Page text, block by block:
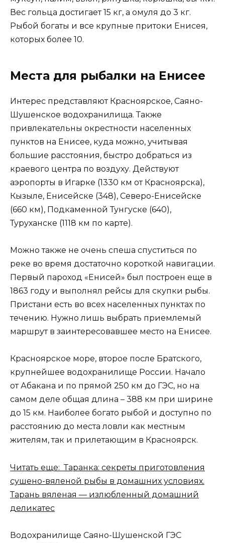
Вес гольца достигает 15 кг, а омуля до 3 кг.
Рыбой богаты и все крупные притоки Енисея,
которых более 10.
Места для рыбалки на Енисее
Интерес представляют Красноярское, Саяно-
Шушенское водохранилища. Также
привлекательны окрестности населенных
пунктов на Енисее, куда можно, учитывая
большие расстояния, быстро добраться из
краевого центра по воздуху. Действуют
аэропорты в Игарке (1330 км от Красноярска),
Кызыле, Енисейске (348), Северо-Енисейске
(660 км), Подкаменной Тунгуске (640),
Туруханске (1118 км по карте).
Можно также не очень спеша спуститься по
реке во время достаточно короткой навигации.
Первый пароход «Енисей» был построен еще в
1863 году и выполнял рейсы для скупки рыбы.
Пристани есть во всех населенных пунктах по
течению. Нужно лишь выбрать приемлемый
маршрут в заинтересовавшее место на Енисее.
Красноярское море, второе после Братского,
крупнейшее водохранилище России. Начало
от Абакана и по прямой 250 км до ГЭС, но на
самом деле общая длина – 388 км при ширине
до 15 км. Наиболее богато рыбой и доступно по
расстоянию до места ловли как местным
жителям, так и прилетающим в Красноярск.
Читать еще: Таранка: секреты приготовления
сушено-вяленой рыбы в домашних условиях.
Тарань вяленая — излюбленный домашний
деликатес
Водохранилище Саяно-Шушенской ГЭС